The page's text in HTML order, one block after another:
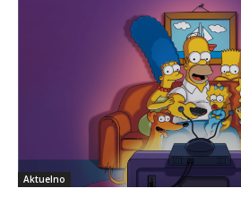
Aktuelno